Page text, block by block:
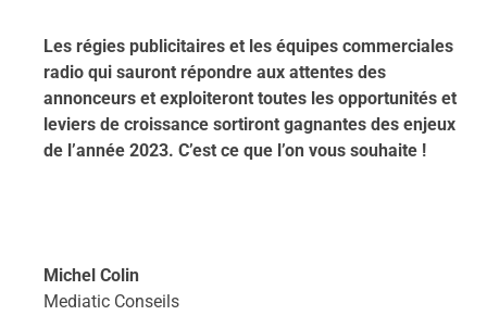
Les régies publicitaires et les équipes commerciales
radio qui sauront répondre aux attentes des
annonceurs et exploiteront toutes les opportunités et
leviers de croissance sortiront gagnantes des enjeux
de l’année 2023. C’est ce que l’on vous souhaite !
Michel Colin
Mediatic Conseils